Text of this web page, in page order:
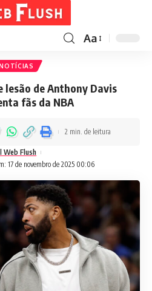
Aa
de Anthony Davis
fãs da NBA
17 de novembro de 2025 00:06
Web Flush
2 min. de leitura